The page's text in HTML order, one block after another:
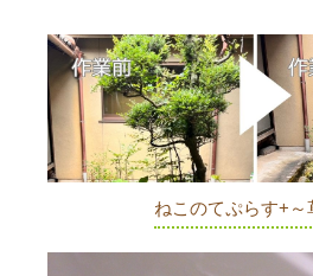
ねこのてぷらす+～